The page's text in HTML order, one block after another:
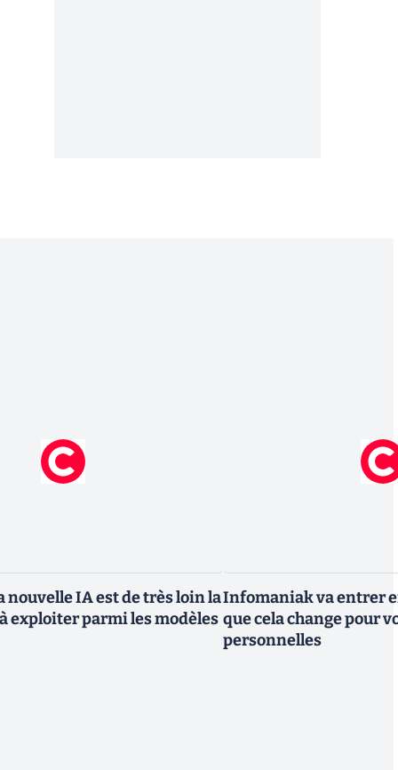
nouvelle IA est de très loin la
exploiter parmi les modèles
Infomaniak va entrer
que cela change pour
personnelles